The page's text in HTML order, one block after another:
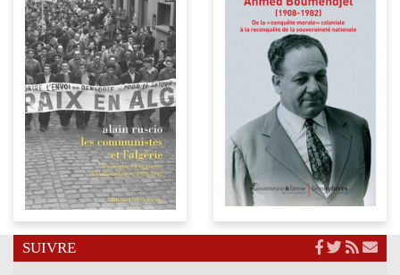
SUIVRE